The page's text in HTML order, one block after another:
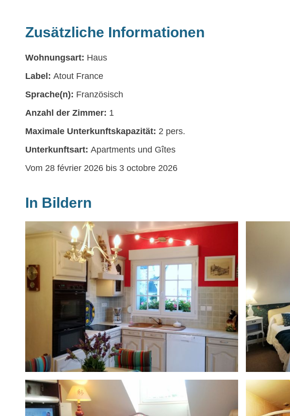
Zusätzliche Informationen
Wohnungsart: Haus
Label: Atout France
Sprache(n): Französisch
Anzahl der Zimmer: 1
Maximale Unterkunftskapazität: 2 pers.
Unterkunftsart: Apartments und Gîtes
Vom 28 février 2026 bis 3 octobre 2026
In Bildern